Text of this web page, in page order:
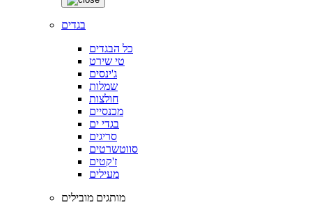
בגדים
כל הבגדים
טי שירט
ג'ינסים
שמלות
חולצות
מכנסיים
בגדי ים
סריגים
סווטשרטים
ז'קטים
מעילים
מותגים מובילים